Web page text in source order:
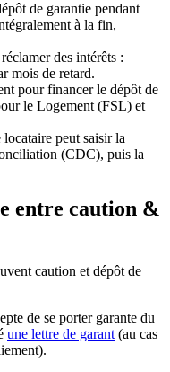
de garantie pendant
à la fin,
des intérêts :
mois de retard.
pour financer le dépôt de
le Logement (FSL) et
peut saisir la
(CDC), puis la
entre caution &
caution et dépôt de
de se porter garante du
une lettre de garant (au cas